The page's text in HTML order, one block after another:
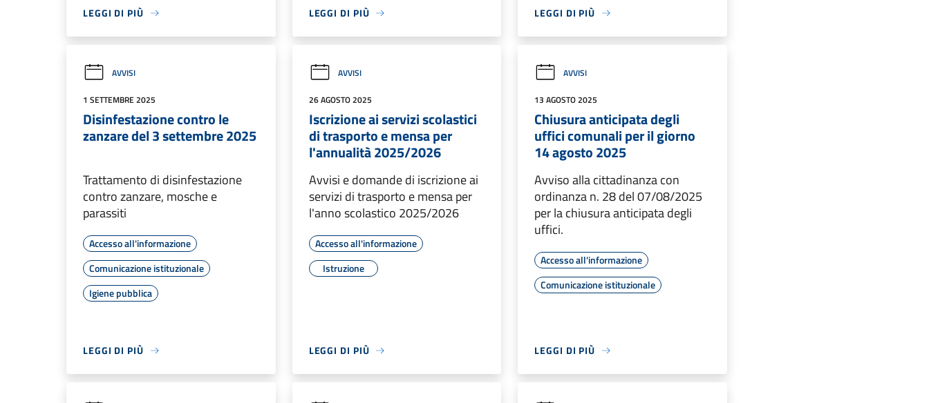
LEGGI DI PIÙ LEGGI DI PIÙ LEGGI DI PIÙ
AVVISI
1 SETTEMBRE 2025
Disinfestazione contro le
zanzare del 3 settembre 2025
Trattamento di disinfestazione
contro zanzare, mosche e
parassiti
Accesso all'informazione
Comunicazione istituzionale
Igiene pubblica
LEGGI DI PIÙ
AVVISI
26 AGOSTO 2025
Iscrizione ai servizi scolastici
di trasporto e mensa per
l'annualità 2025/2026
Avvisi e domande di iscrizione ai
servizi di trasporto e mensa per
l'anno scolastico 2025/2026
Accesso all'informazione
Istruzione
LEGGI DI PIÙ
AVVISI
13 AGOSTO 2025
Chiusura anticipata degli
uffici comunali per il giorno
14 agosto 2025
Avviso alla cittadinanza con
ordinanza n. 28 del 07/08/2025
per la chiusura anticipata degli
uffici.
Accesso all'informazione
Comunicazione istituzionale
LEGGI DI PIÙ